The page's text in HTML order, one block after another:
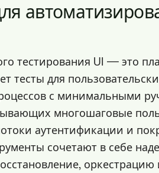
тестирования UI — это
тесты для
с минимальными
многошаговые
аутентификации и
сочетают в себе
оркестрацию